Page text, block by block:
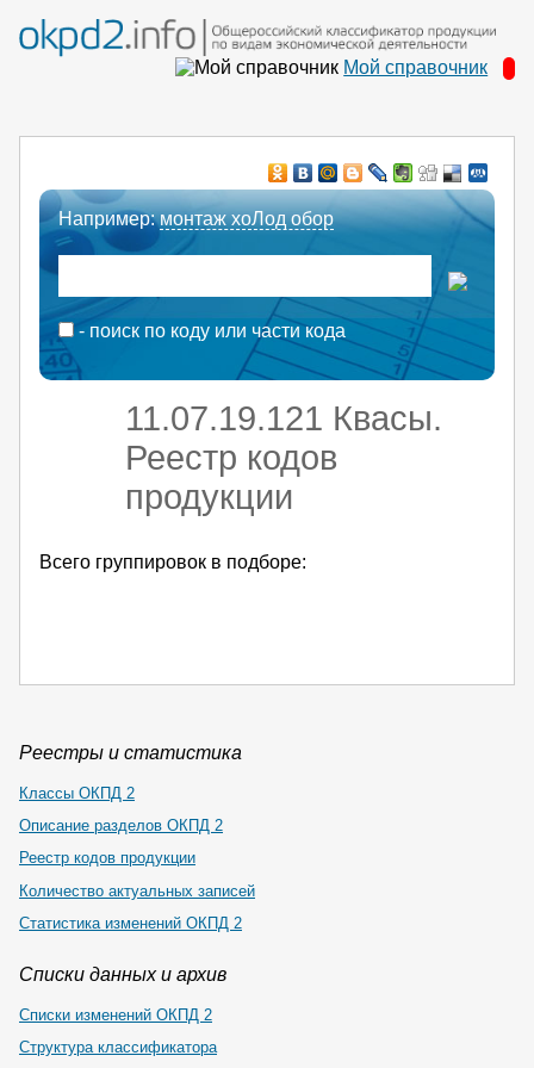
Мой справочник
Например:монтаж хоЛод обор
- поиск по коду или части кода
11.07.19.121 Квасы.
Реестр кодов
продукции
Всего группировок в подборе:
Реестры и статистика
Классы ОКПД 2
Описание разделов ОКПД 2
Реестр кодов продукции
Количество актуальных записей
Статистика изменений ОКПД 2
Списки данных и архив
Списки изменений ОКПД 2
Структура классификатора